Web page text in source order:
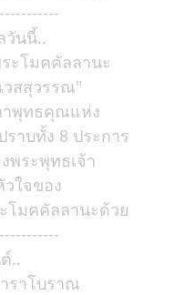
วันนี้..
ะโมคคัลลานะ
วสสุวรรณ"
าพุทธคุณแห่ง
าบทั้ง 8 ประการ
ระพุทธเจ้า
วใจของ
โมคคัลลานะด้วย
..
ราโบราณ